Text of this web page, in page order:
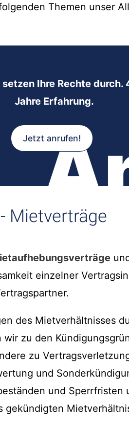
Themen unser
Ihre Rechte durch.
Jahre Erfahrung.
Jetzt anrufen!
Mietverträge
einzelner
des Mietverhältnisses
zu den
zu
und
und Sperrfristen
gekündigten